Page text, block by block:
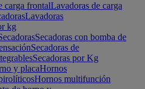
carga frontalLavadoras de carga
Lavadoras
kg
Secadoras con bomba de
Secadoras de
Secadoras por Kg
y placaHornos
Hornos multifunción